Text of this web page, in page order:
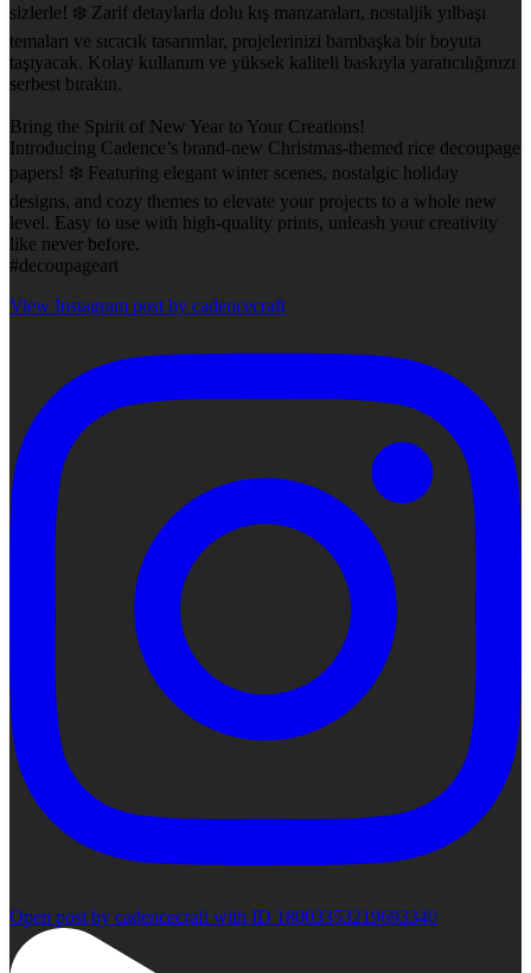
sizlerle! ❄️ Zarif detaylarla dolu kış manzaraları, nostaljik yılbaşı
temaları ve sıcacık tasarımlar, projelerinizi bambaşka bir boyuta
taşıyacak. Kolay kullanım ve yüksek kaliteli baskıyla yaratıcılığınızı
serbest bırakın.
Bring the Spirit of New Year to Your Creations!
Introducing Cadence’s brand-new Christmas-themed rice decoupage
papers! ❄️ Featuring elegant winter scenes, nostalgic holiday
designs, and cozy themes to elevate your projects to a whole new
level. Easy to use with high-quality prints, unleash your creativity
like never before.
#decoupageart
View Instagram post by cadencecraft
Open post by cadencecraft with ID 18003353219693340